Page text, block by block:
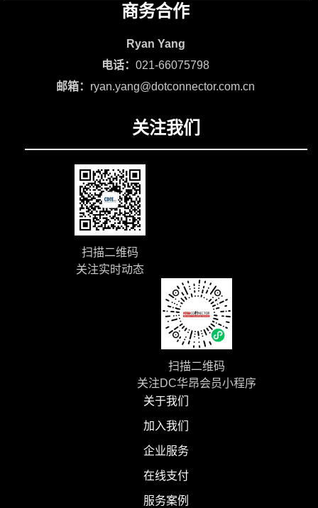
商务合作
Ryan Yang
电话： 021-66075798
邮箱： ryan.yang@dotconnector.com.cn
关注我们
扫描二维码
关注实时动态
扫描二维码
关注DC华昂会员小程序
关于我们
加入我们
企业服务
在线支付
服务案例